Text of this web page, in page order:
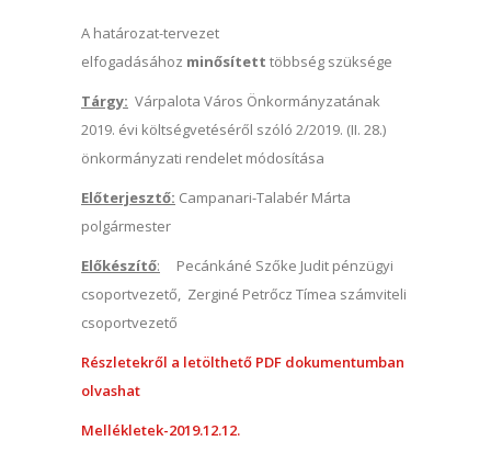
A határozat-tervezet
elfogadásához minősített többség szüksége
Tárgy: Várpalota Város Önkormányzatának
2019. évi költségvetéséről szóló 2/2019. (II. 28.)
önkormányzati rendelet módosítása
Előterjesztő: Campanari-Talabér Márta
polgármester
Előkészítő: Pecánkáné Szőke Judit pénzügyi
csoportvezető, Zerginé Petrőcz Tímea számviteli
csoportvezető
Részletekről a letölthető PDF dokumentumban
olvashat
Mellékletek-2019.12.12.